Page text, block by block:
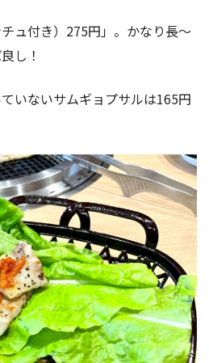
ュ付き）275円」。かなり長〜
し！
いないサムギョプサルは165円